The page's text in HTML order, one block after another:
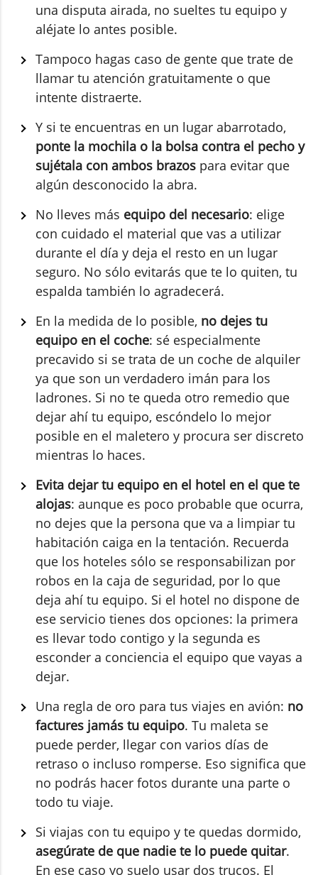
una disputa airada, no sueltes tu equipo y
aléjate lo antes posible.
Tampoco hagas caso de gente que trate de
llamar tu atención gratuitamente o que
intente distraerte.
Y si te encuentras en un lugar abarrotado,
ponte la mochila o la bolsa contra el pecho y
sujétala con ambos brazos para evitar que
algún desconocido la abra.
No lleves más equipo del necesario: elige
con cuidado el material que vas a utilizar
durante el día y deja el resto en un lugar
seguro. No sólo evitarás que te lo quiten, tu
espalda también lo agradecerá.
En la medida de lo posible, no dejes tu
equipo en el coche: sé especialmente
precavido si se trata de un coche de alquiler
ya que son un verdadero imán para los
ladrones. Si no te queda otro remedio que
dejar ahí tu equipo, escóndelo lo mejor
posible en el maletero y procura ser discreto
mientras lo haces.
Evita dejar tu equipo en el hotel en el que te
alojas: aunque es poco probable que ocurra,
no dejes que la persona que va a limpiar tu
habitación caiga en la tentación. Recuerda
que los hoteles sólo se responsabilizan por
robos en la caja de seguridad, por lo que
deja ahí tu equipo. Si el hotel no dispone de
ese servicio tienes dos opciones: la primera
es llevar todo contigo y la segunda es
esconder a conciencia el equipo que vayas a
dejar.
Una regla de oro para tus viajes en avión: no
factures jamás tu equipo. Tu maleta se
puede perder, llegar con varios días de
retraso o incluso romperse. Eso significa que
no podrás hacer fotos durante una parte o
todo tu viaje.
Si viajas con tu equipo y te quedas dormido,
asegúrate de que nadie te lo puede quitar.
En ese caso yo suelo usar dos trucos. El